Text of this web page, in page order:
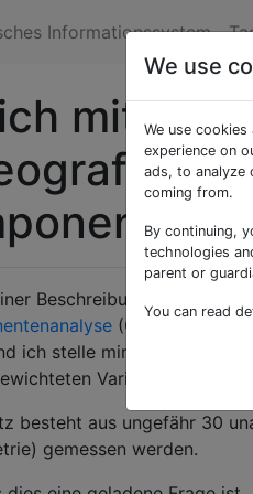
Informationssystem
mit
Beschreibung /
(GWPCA). Ich
ich stelle mir vor, dass
Variablen
besteht aus ungefähr 30
gemessen werden.
We use
We use
experience on
ads, to analyze
coming from.
By continuing,
technologies
parent or
You can read